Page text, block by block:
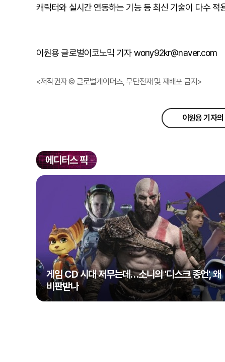
캐릭터와 실시간 연동하는 기능 등 최신 기술이 다수 적
이원용 글로벌이코노믹 기자 wony92kr@naver.com
<저작권자 © 글로벌게이머즈, 무단전재 및 재배포 금지>
이원용 기자의
에디터스 픽
게임 CD 시대 저무는데…소니의 '디스크 종언', 왜
비판받나